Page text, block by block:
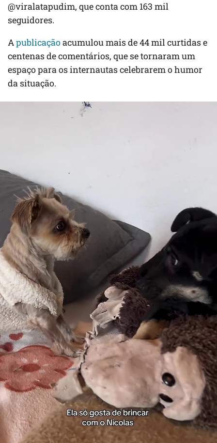
@viralatapudim, que conta com 163 mil
seguidores.
Apublicaçãoacumulou mais de 44 mil curtidas e
centenas de comentários, que se tornaram um
espaço para os internautas celebrarem o humor
da situação.